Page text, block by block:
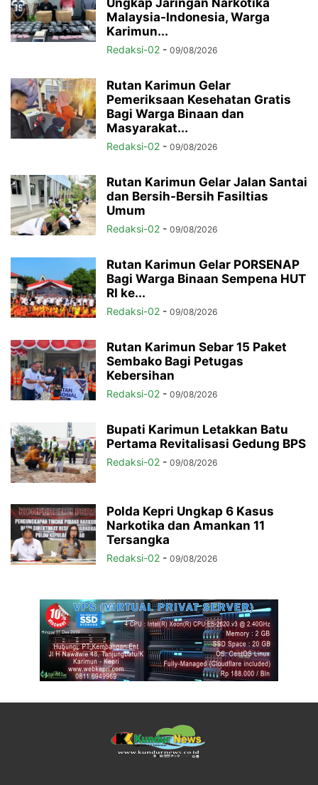
Ungkap Jaringan Narkotika
Malaysia-Indonesia, Warga
Karimun...
Redaksi-02 - 09/08/2026
Rutan Karimun Gelar
Pemeriksaan Kesehatan Gratis
Bagi Warga Binaan dan
Masyarakat...
Redaksi-02 - 09/08/2026
Rutan Karimun Gelar Jalan Santai
dan Bersih-Bersih Fasiltias
Umum
Redaksi-02 - 09/08/2026
Rutan Karimun Gelar PORSENAP
Bagi Warga Binaan Sempena HUT
RI ke...
Redaksi-02 - 09/08/2026
Rutan Karimun Sebar 15 Paket
Sembako Bagi Petugas
Kebersihan
Redaksi-02 - 09/08/2026
Bupati Karimun Letakkan Batu
Pertama Revitalisasi Gedung BPS
Redaksi-02 - 09/08/2026
Polda Kepri Ungkap 6 Kasus
Narkotika dan Amankan 11
Tersangka
Redaksi-02 - 09/08/2026